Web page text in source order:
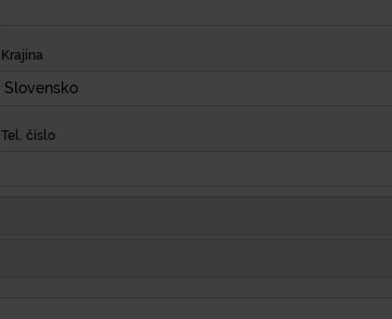
Krajina
Slovensko
Tel. číslo